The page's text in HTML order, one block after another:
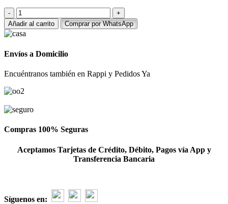
Pack
el
mejor
para
cantidad
Añadir al carrito Comprar por WhatsApp
Envíos a Domicilio
Encuéntranos también en Rappi y Pedidos Ya
Compras 100% Seguras
Aceptamos Tarjetas de Crédito, Débito, Pagos vía App y
Transferencia Bancaria
Síguenos en: